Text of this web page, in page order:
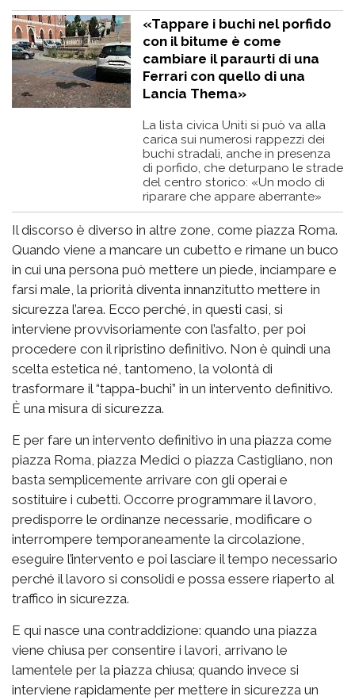
«Tappare i buchi nel porfido
con il bitume è come
cambiare il paraurti di una
Ferrari con quello di una
Lancia Thema»
La lista civica Uniti si può va alla
carica sui numerosi rappezzi dei
buchi stradali, anche in presenza
di porfido, che deturpano le strade
del centro storico: «Un modo di
riparare che appare aberrante»
Il discorso è diverso in altre zone, come piazza Roma.
Quando viene a mancare un cubetto e rimane un buco
in cui una persona può mettere un piede, inciampare e
farsi male, la priorità diventa innanzitutto mettere in
sicurezza l’area. Ecco perché, in questi casi, si
interviene provvisoriamente con l’asfalto, per poi
procedere con il ripristino definitivo. Non è quindi una
scelta estetica né, tantomeno, la volontà di
trasformare il “tappa-buchi” in un intervento definitivo.
È una misura di sicurezza.
E per fare un intervento definitivo in una piazza come
piazza Roma, piazza Medici o piazza Castigliano, non
basta semplicemente arrivare con gli operai e
sostituire i cubetti. Occorre programmare il lavoro,
predisporre le ordinanze necessarie, modificare o
interrompere temporaneamente la circolazione,
eseguire l’intervento e poi lasciare il tempo necessario
perché il lavoro si consolidi e possa essere riaperto al
traffico in sicurezza.
E qui nasce una contraddizione: quando una piazza
viene chiusa per consentire i lavori, arrivano le
lamentele per la piazza chiusa; quando invece si
interviene rapidamente per mettere in sicurezza un